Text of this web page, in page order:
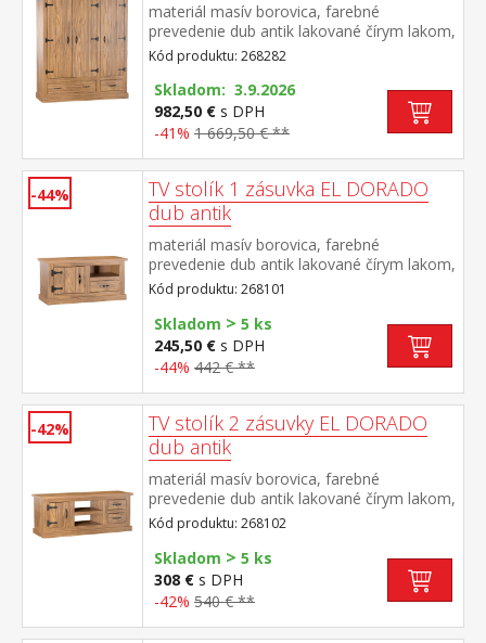
materiál masív borovica, farebné
prevedenie dub antik lakované čírym lakom,
vlis drevenej štruktúry priestor delený v
pomere 2:1 v ľavej časti šatníková tyč a
polica na klobúky v pravej časti dve police, v
dolnej časti dve zásuvky súčasť zostavy EL
DORADO
Kód produktu: 268282
Skladom: 3.9.2026
982,50 € s DPH
-41% 1 669,50 € **
-44%
TV stolík 1 zásuvka EL DORADO
dub antik
materiál masív borovica, farebné
prevedenie dub antik lakované čírym lakom,
vlis drevenej štruktúry 1 dvierka, 1 zásuvka,
1 otvorená polica súčasť zostavy EL
DORADO
Kód produktu: 268101
Skladom > 5 ks
245,50 € s DPH
-44% 442 € **
-42%
TV stolík 2 zásuvky EL DORADO
dub antik
materiál masív borovica, farebné
prevedenie dub antik lakované čírym lakom,
vlis drevenej štruktúry 1 dvierka, 2 zásuvky,
2 otvorené police súčasť zostavy EL
DORADO
Kód produktu: 268102
Skladom > 5 ks
308 € s DPH
-42% 540 € **